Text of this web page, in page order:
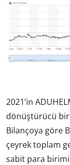
2021’in
dönüştürücü bir
Bilançoya göre
çeyrek toplam
sabit para